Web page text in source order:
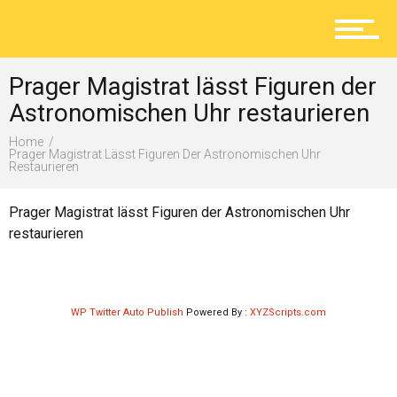
Lokal
Ratgeber
Prager Magistrat lässt Figuren der
Astronomischen Uhr restaurieren
Home
Prager Magistrat Lässt Figuren Der Astronomischen Uhr
Restaurieren
Prager Magistrat lässt Figuren der Astronomischen Uhr
restaurieren
WP Twitter Auto Publish Powered By : XYZScripts.com